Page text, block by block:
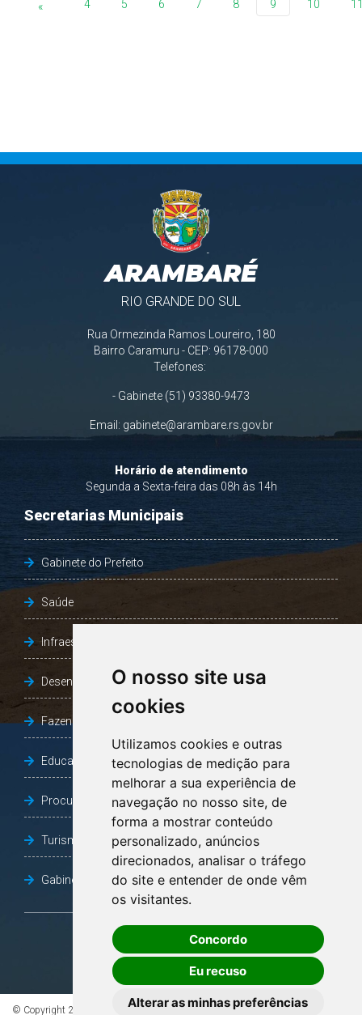
O nosso site usa
cookies
Utilizamos cookies e outras
tecnologias de medição para
melhorar a sua experiência de
navegação no nosso site, de
forma a mostrar conteúdo
personalizado, anúncios
direcionados, analisar o tráfego
do site e entender de onde vêm
os visitantes.
Concordo
Eu recuso
Alterar as minhas preferências
« 4 5 6 7 8 9 10
ARAMBARÉ
RIO GRANDE DO SUL
Rua Ormezinda Ramos Loureiro, 180
Bairro Caramuru - CEP: 96178-000
Telefones:
- Gabinete (51) 93380-9473
Email: gabinete@arambare.rs.gov.br
Horário de atendimento
Segunda a Sexta-feira das 08h às 14h
Secretarias Municipais
Gabinete do Prefeito
Saúde
Infraestrutura, Agricultura e Meio Ambiente
Desenvolvimento Social
Fazenda e Desenvolvimento Econômico
Educação
Procuradoria Geral do Município
Turismo, Desporto e Cultura
Gabinete Vice-Prefeito
OUVIDORIA
© Copyright 2026 - Todos os direitos reservados à Prefeitura de